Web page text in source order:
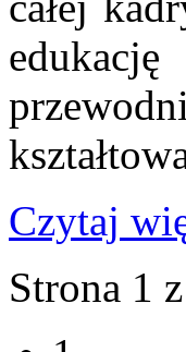
Czytaj
Strona 1